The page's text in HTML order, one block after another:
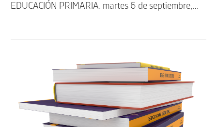
EDUCACIÓN PRIMARIA. martes 6 de septiembre,…